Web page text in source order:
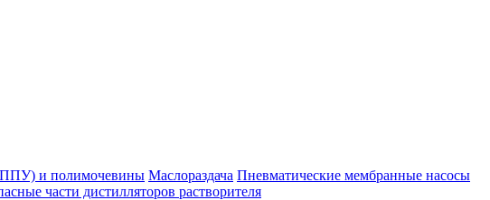
(ППУ) и полимочевины Маслораздача Пневматические мембранные насосы
части дистилляторов растворителя